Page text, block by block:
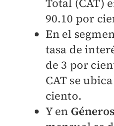
Total (CAT)
90.10 por
En el
tasa de
de 3 por
CAT se
ciento.
Y en Géneros